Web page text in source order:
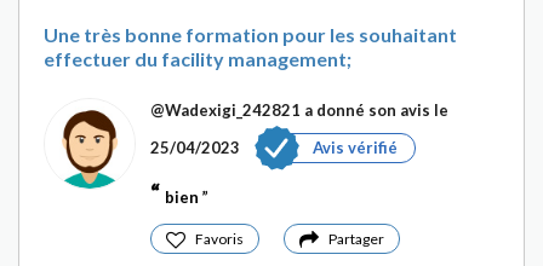
Une très bonne formation pour les souhaitant
effectuer du facility management;
@Wadexigi_242821 a donné son avis le
25/04/2023
Avis vérifié
bien
Favoris Partager